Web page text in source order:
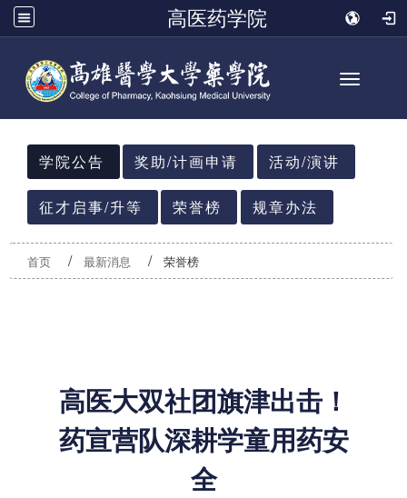
高医药学院
Toggle
:::
学院公告
奖助/计画申请 活动/演讲
征才启事/升等 荣誉榜 规章办法
首页 最新消息 荣誉榜
高医大双社团旗津出击！
药宣营队深耕学童用药安
全